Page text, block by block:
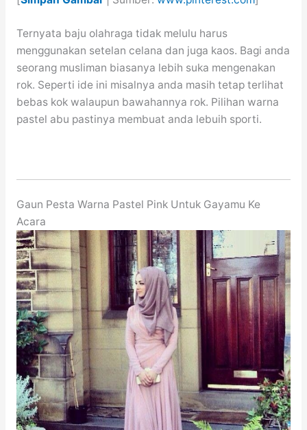
Ternyata baju olahraga tidak melulu harus
menggunakan setelan celana dan juga kaos. Bagi anda
seorang musliman biasanya lebih suka mengenakan
rok. Seperti ide ini misalnya anda masih tetap terlihat
bebas kok walaupun bawahannya rok. Pilihan warna
pastel abu pastinya membuat anda lebuih sporti.
Gaun Pesta Warna Pastel Pink Untuk Gayamu Ke
Acara